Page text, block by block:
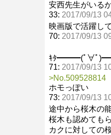
安西先生がいる
33: 2017/09/13
映画版で活躍し
70: 2017/09/13
ｷﾀ━━━(ﾟ∀ﾟ
71: 2017/09/13
>No.509528814
ホモっぽい
73: 2017/09/13
途中から桜木の
桜木も認めても
カクに対しての